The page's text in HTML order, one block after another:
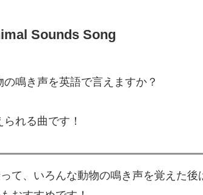
Sounds Song
鳴き声を英語で言えますか？
れる曲です！
て、いろんな動物の鳴き声を覚えた